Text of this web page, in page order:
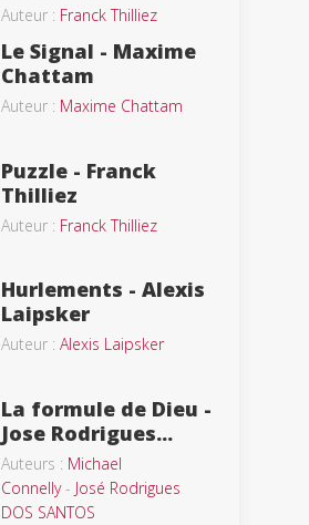
Auteur : Franck Thilliez
Le Signal - Maxime
Chattam
Auteur : Maxime Chattam
Puzzle - Franck
Thilliez
Auteur : Franck Thilliez
Hurlements - Alexis
Laipsker
Auteur : Alexis Laipsker
La formule de Dieu -
Jose Rodrigues...
Auteurs : Michael
Connelly- José Rodrigues
DOS SANTOS